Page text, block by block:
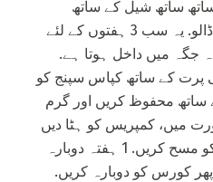
ساتھ شیل کے ساتھ
ملائیں. سرک کے 100 ملی لیٹر ڈالو. یہ سب 3 ہفتوں کے لئے
جگہ میں داخل ہوتا ہے.
پرت کے ساتھ کپاس سپنج کو
ساتھ محفوظ کریں اور گرم
میں، کمپریس کو ہٹا دیں
اور خشک نیپکن کے ساتھ ہیل کو مسح کریں. 1 ہفتہ دوبارہ
کورس کو دوبارہ کریں.